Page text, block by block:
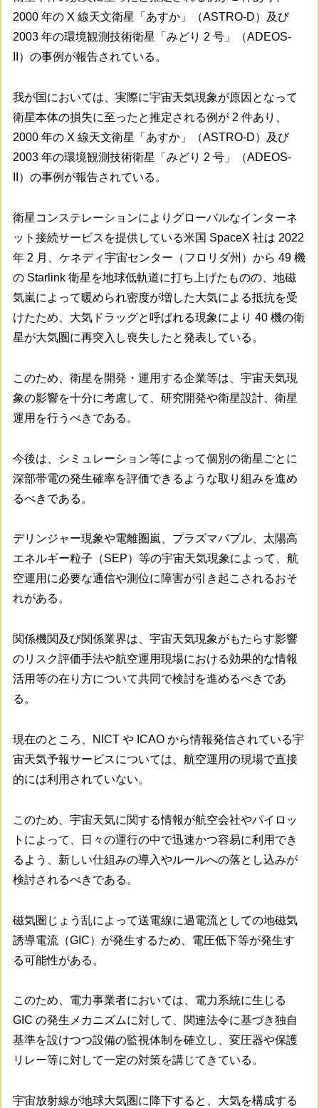
2000 年の X 線天文衛星「あすか」（ASTRO-D）及び
2003 年の環境観測技術衛星「みどり 2 号」（ADEOS-
II）の事例が報告されている。
我が国においては、実際に宇宙天気現象が原因となって
衛星本体の損失に至ったと推定される例が 2 件あり、
2000 年の X 線天文衛星「あすか」（ASTRO-D）及び
2003 年の環境観測技術衛星「みどり 2 号」（ADEOS-
II）の事例が報告されている。
衛星コンステレーションによりグローバルなインターネ
ット接続サービスを提供している米国 SpaceX 社は 2022
年 2 月、ケネディ宇宙センター（フロリダ州）から 49 機
の Starlink 衛星を地球低軌道に打ち上げたものの、地磁
気嵐によって暖められ密度が増した大気による抵抗を受
けたため、大気ドラッグと呼ばれる現象により 40 機の衛
星が大気圏に再突入し喪失したと発表している。
このため、衛星を開発・運用する企業等は、宇宙天気現
象の影響を十分に考慮して、研究開発や衛星設計、衛星
運用を行うべきである。
今後は、シミュレーション等によって個別の衛星ごとに
深部帯電の発生確率を評価できるような取り組みを進め
るべきである。
デリンジャー現象や電離圏嵐、プラズマバブル、太陽高
エネルギー粒子（SEP）等の宇宙天気現象によって、航
空運用に必要な通信や測位に障害が引き起こされるおそ
れがある。
関係機関及び関係業界は、宇宙天気現象がもたらす影響
のリスク評価手法や航空運用現場における効果的な情報
活用等の在り方について共同で検討を進めるべきであ
る。
現在のところ、NICT や ICAO から情報発信されている宇
宙天気予報サービスについては、航空運用の現場で直接
的には利用されていない。
このため、宇宙天気に関する情報が航空会社やパイロッ
トによって、日々の運行の中で迅速かつ容易に利用でき
るよう、新しい仕組みの導入やルールへの落とし込みが
検討されるべきである。
磁気圏じょう乱によって送電線に過電流としての地磁気
誘導電流（GIC）が発生するため、電圧低下等が発生す
る可能性がある。
このため、電力事業者においては、電力系統に生じる
GIC の発生メカニズムに対して、関連法令に基づき独自
基準を設けつつ設備の監視体制を確立し、変圧器や保護
リレー等に対して一定の対策を講じてきている。
宇宙放射線が地球大気圏に降下すると、大気を構成する